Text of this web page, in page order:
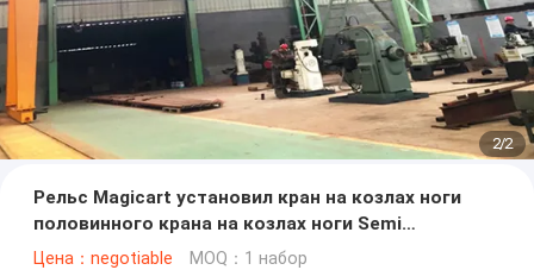
2/2
Рельс Magicart установил кран на козлах ноги
половинного крана на козлах ноги Semi
одиночный
Цена：negotiable MOQ：1 набор